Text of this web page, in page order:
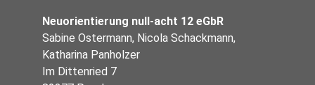
Neuorientierung null-acht 12 eGbR
Sabine Ostermann, Nicola Schackmann,
Katharina Panholzer
Im Dittenried 7